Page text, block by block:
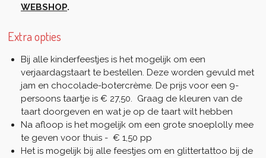
WEBSHOP.
Extra opties
Bij alle kinderfeestjes is het mogelijk om een
verjaardagstaart te bestellen. Deze worden gevuld met
jam en chocolade-botercrème. De prijs voor een 9-
persoons taartje is € 27,50. Graag de kleuren van de
taart doorgeven en wat je op de taart wilt hebben
Na afloop is het mogelijk om een grote snoeplolly mee
te geven voor thuis - € 1,50 pp
Het is mogelijk bij alle feestjes om en glittertattoo bij de